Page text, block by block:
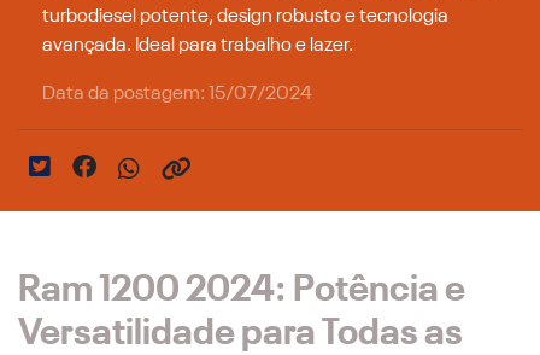
turbodiesel potente, design robusto e tecnologia
avançada. Ideal para trabalho e lazer.
Data da postagem: 15/07/2024
Ram 1200 2024: Potência e
Versatilidade para Todas as